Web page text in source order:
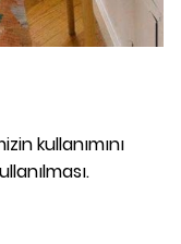
kullanımını